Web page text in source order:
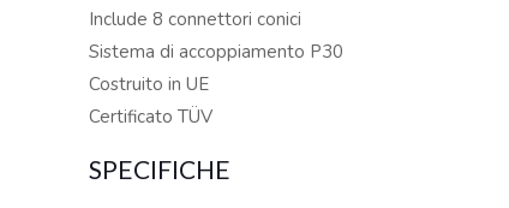
Include 8 connettori conici
Sistema di accoppiamento P30
Costruito in UE
Certificato TÜV
SPECIFICHE